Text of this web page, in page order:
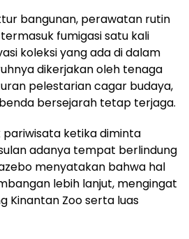
bangunan, perawatan rutin
fumigasi satu kali
koleksi yang ada di dalam
dikerjakan oleh tenaga
pelestarian cagar budaya,
bersejarah tetap terjaga.
ketika diminta
adanya tempat berlindung
menyatakan bahwa hal
lebih lanjut, mengingat
Kinantan Zoo serta luas